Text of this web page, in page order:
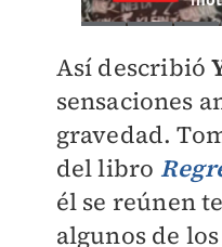
Así describió
sensaciones
gravedad.
del libro
él se reúnen
algunos de